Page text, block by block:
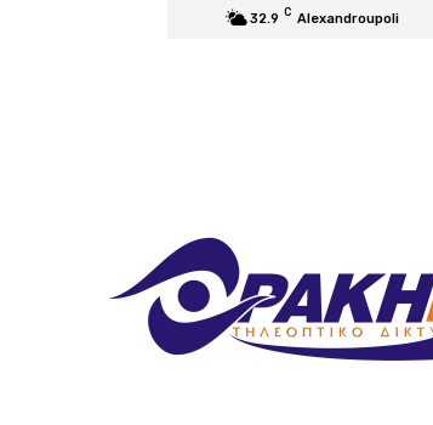
32.9 C Alexandroupoli